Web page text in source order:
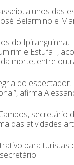
alunos das
Belarmino e
do Ipiranguinha,
e Estufa I,
morte, entre
do
afirma
secretário
das atividades
para